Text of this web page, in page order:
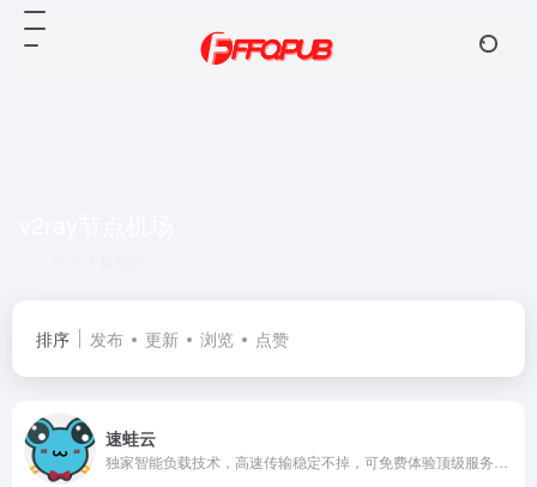
排序 发布 更新 浏览 点赞
速蛙云